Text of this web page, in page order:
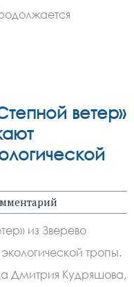
ветер»
из Зверево
тропы.
Дмитрия Кудряшова,